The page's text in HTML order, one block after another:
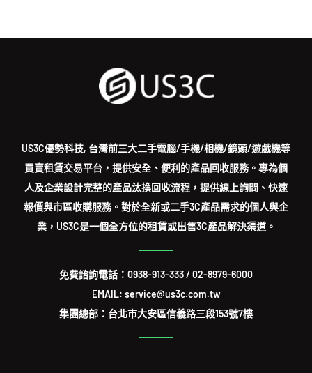
US3C優勢科技, 台灣前三大二手電腦/手機/相機/鏡頭/遊戲機等
買賣租賃交易平台，提供安全、便利的產品回收服務。專為個
人及企業設計完整的產品汰換回收流程，提供線上詢問、快速
報價與市區收購服務。對於全新或二手3C產品需求的個人與企
業，US3C是一個全方位的租賃或出售3C產品解決渠道。
免費諮詢電話： 0938-913-333/02-8979-6000
EMAIL: service@us3c.com.tw
集團總部：台北市大安區信義路三段153號7樓